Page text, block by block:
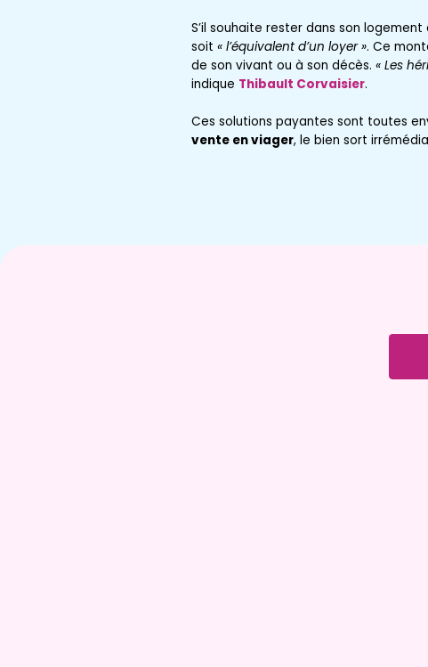
S’il souhaite rester dans son
soit « l’équivalent d’un loyer ». Ce
de son vivant ou à son décès. « Les
indique Thibault Corvaisier.
Ces solutions payantes sont toutes
vente en viager, le bien sort